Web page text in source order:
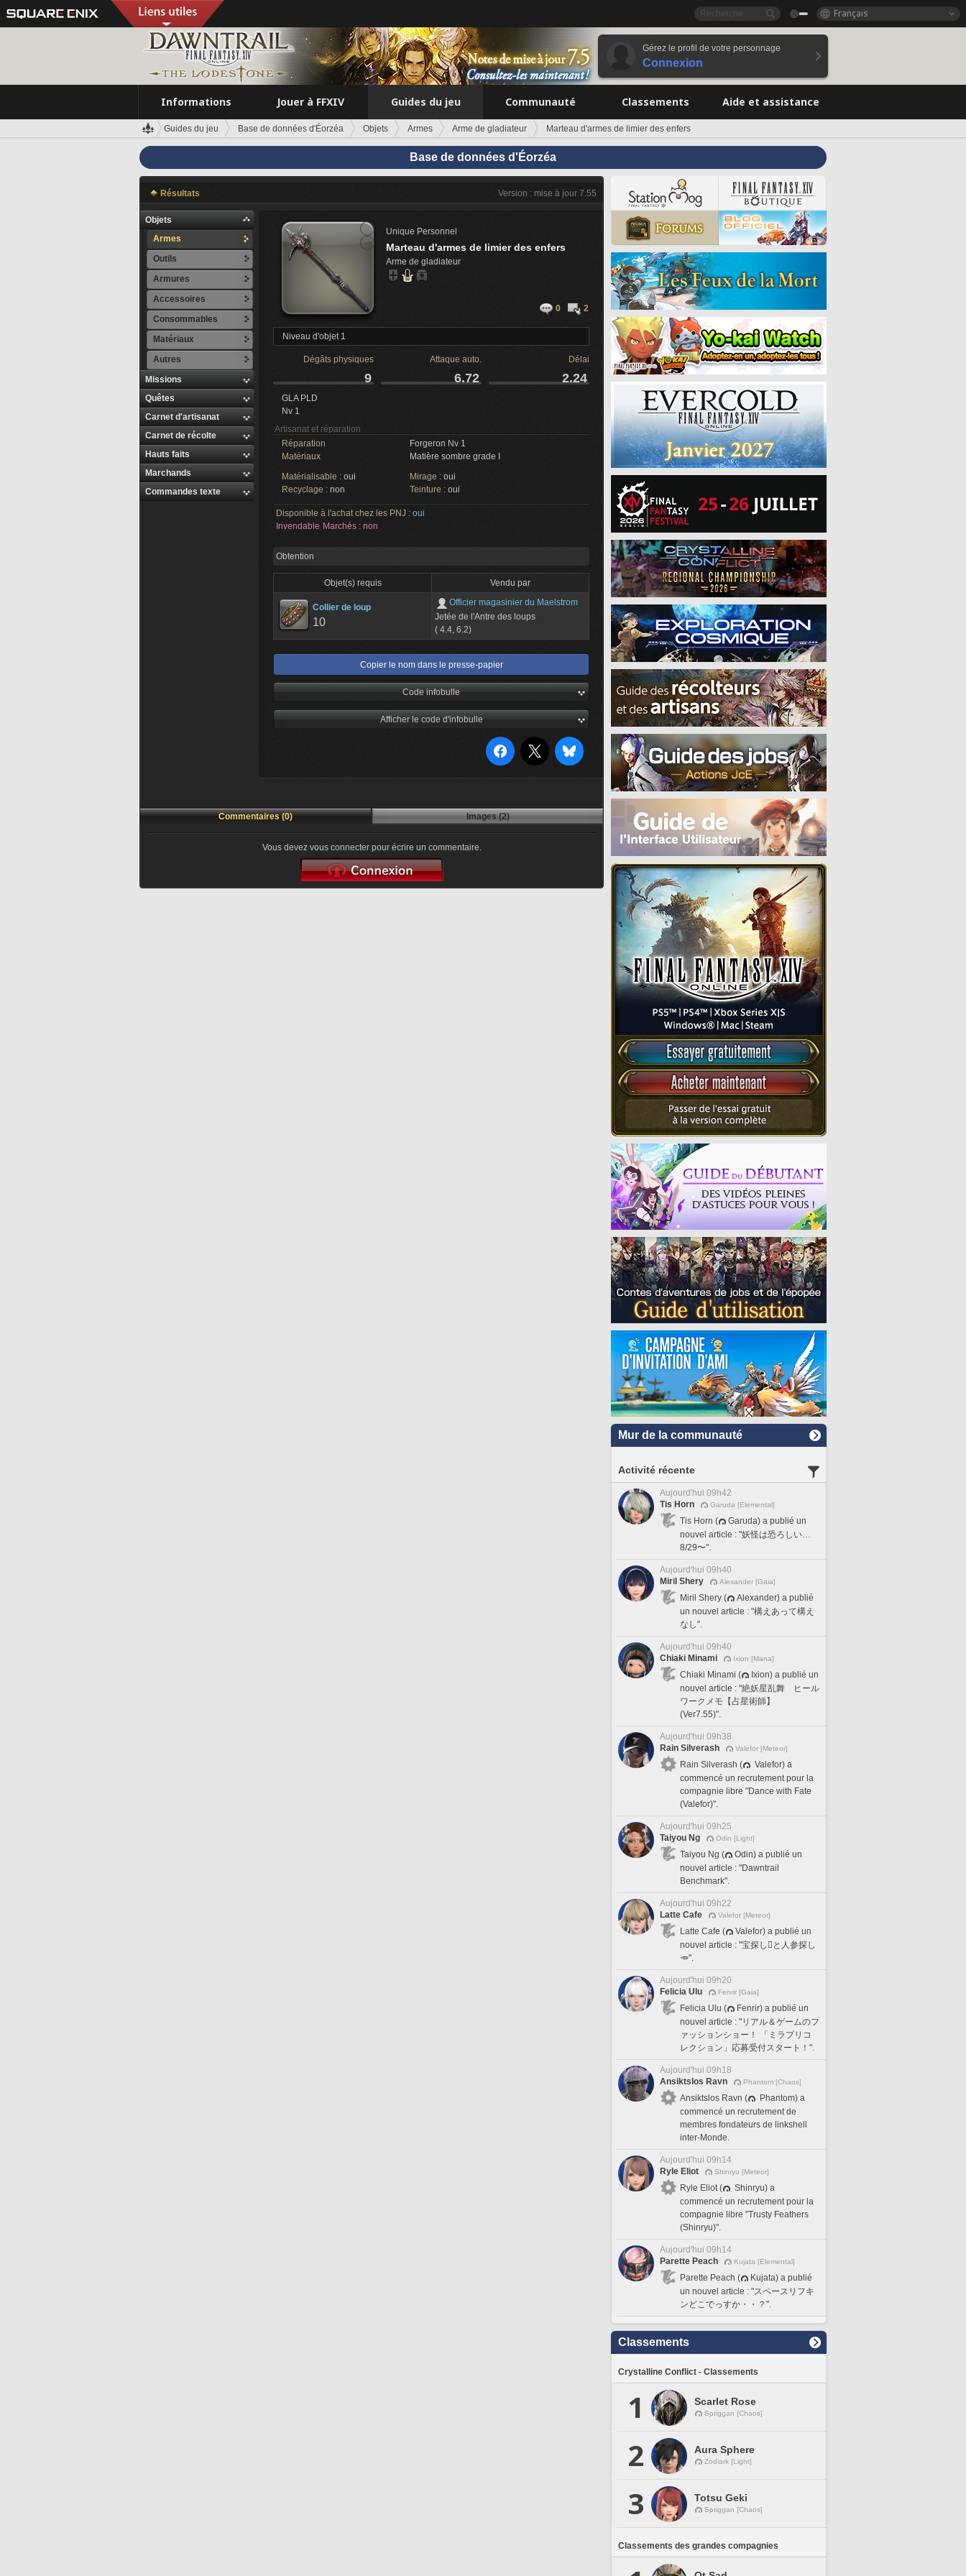
Français
Gérez le profil de votre personnage
Connexion
Informations Jouer à FFXIV Guides du jeu Communauté Classements Aide et assistance
Guides du jeu Base de données d'Éorzéa Objets Armes Arme de gladiateur Marteau d'armes de limier des enfers
Base de données d'Éorzéa
Résultats Version : mise à jour 7.55
Objets
Armes
Outils
Armures
Accessoires
Consommables
Matériaux
Autres
Missions
Quêtes
Carnet d'artisanat
Carnet de récolte
Hauts faits
Marchands
Commandes texte
Unique Personnel
Marteau d'armes de limier des enfers
Arme de gladiateur
0 2
Niveau d'objet 1
Dégâts physiques Attaque auto. Délai
9 6.72 2.24
GLA PLD
Nv 1
Artisanat et réparation
Réparation
Forgeron Nv 1
Matériaux
Matière sombre grade I
Matérialisable : oui Mirage : oui
Recyclage : non Teinture : oui
Disponible à l'achat chez les PNJ : oui
Invendable Marchés : non
Obtention
Objet(s) requis Vendu par
Collier de loup
10
Officier magasinier du Maelstrom
Jetée de l'Antre des loups
( 4.4, 6.2)
Copier le nom dans le presse-papier
Code infobulle
Afficher le code d'infobulle
Commentaires (0) Images (2)
Vous devez vous connecter pour écrire un commentaire.
Mur de la communauté
Activité récente
Aujourd'hui 09h42
Tis Horn
Garuda [Elemental]
Tis Horn (
Garuda) a publié un
nouvel article : "妖怪は恐ろしい…
8/29〜".
Aujourd'hui 09h40
Miril Shery
Alexander [Gaia]
Miril Shery (
Alexander) a publié
un nouvel article : "構えあって構え
なし".
Aujourd'hui 09h40
Chiaki Minami
Ixion [Mana]
Chiaki Minami (
Ixion) a publié un
nouvel article : "絶妖星乱舞 ヒール
ワークメモ【占星術師】
(Ver7.55)".
Aujourd'hui 09h38
Rain Silverash
Valefor [Meteor]
Rain Silverash (
Valefor) a
commencé un recrutement pour la
compagnie libre "Dance with Fate
(Valefor)".
Aujourd'hui 09h25
Taiyou Ng
Odin [Light]
Taiyou Ng (
Odin) a publié un
nouvel article : "Dawntrail
Benchmark".
Aujourd'hui 09h22
Latte Cafe
Valefor [Meteor]
Latte Cafe (
Valefor) a publié un
nouvel article : "宝探し🪎と人参探し
🥕".
Aujourd'hui 09h20
Felicia Ulu
Fenrir [Gaia]
Felicia Ulu (
Fenrir) a publié un
nouvel article : "リアル＆ゲームのフ
ァッションショー！ 「ミラプリコ
レクション」応募受付スタート！".
Aujourd'hui 09h18
Ansiktslos Ravn
Phantom [Chaos]
Ansiktslos Ravn (
Phantom) a
commencé un recrutement de
membres fondateurs de linkshell
inter-Monde.
Aujourd'hui 09h14
Ryle Eliot
Shinryu [Meteor]
Ryle Eliot (
Shinryu) a
commencé un recrutement pour la
compagnie libre "Trusty Feathers
(Shinryu)".
Aujourd'hui 09h14
Parette Peach
Kujata [Elemental]
Parette Peach (
Kujata) a publié
un nouvel article : "スペースリフキ
ンどこでっすか・・？".
Classements
Crystalline Conflict - Classements
1 Scarlet Rose
Spriggan [Chaos]
2 Aura Sphere
Zodiark [Light]
3 Totsu Geki
Spriggan [Chaos]
Classements des grandes compagnies